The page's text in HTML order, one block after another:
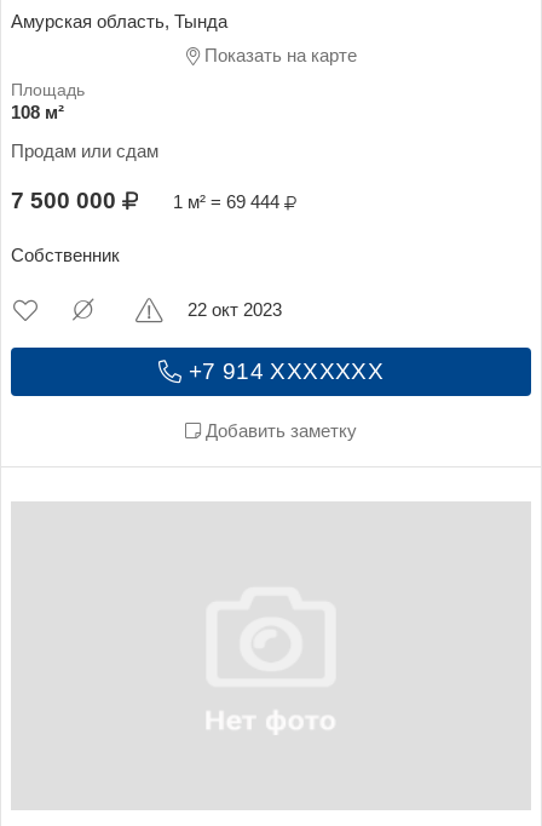
Амурская область, Тында
Показать на карте
108 м²
Продам или сдам
7 500 000 1 м² = 69 444
Собственник
+7 914 XXXXXXX
Добавить заметку
22 окт 2023